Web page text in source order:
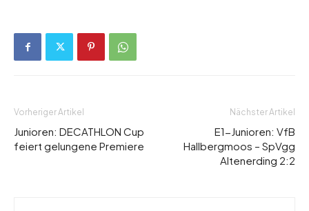
Vorheriger Artikel
Junioren: DECATHLON Cup
feiert gelungene Premiere
Nächster Artikel
E1-Junioren: VfB
Hallbergmoos – SpVgg
Altenerding 2:2